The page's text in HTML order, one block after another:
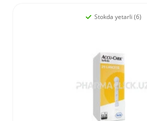
Stokda yetarli (6)